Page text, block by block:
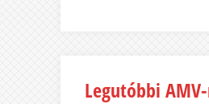
Legutóbbi